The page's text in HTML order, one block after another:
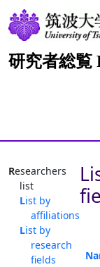
研究者総覧
Researchers
list
List by
affiliations
List by
research
fields